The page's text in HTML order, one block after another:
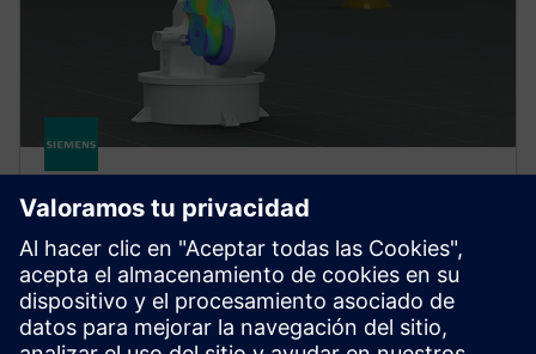
MECHANISM SIMULATION
Simcenter Motionsolve
Comprehensive multibody simulation software to
easily build and run complex system models,
evaluate dynamic behavior and optimize product